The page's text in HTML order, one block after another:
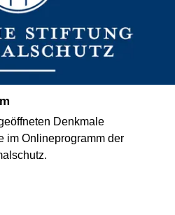
Denkmale
im Onlineprogramm der